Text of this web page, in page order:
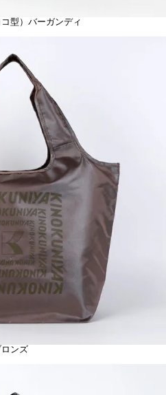
型）バーガンディ
ンズ